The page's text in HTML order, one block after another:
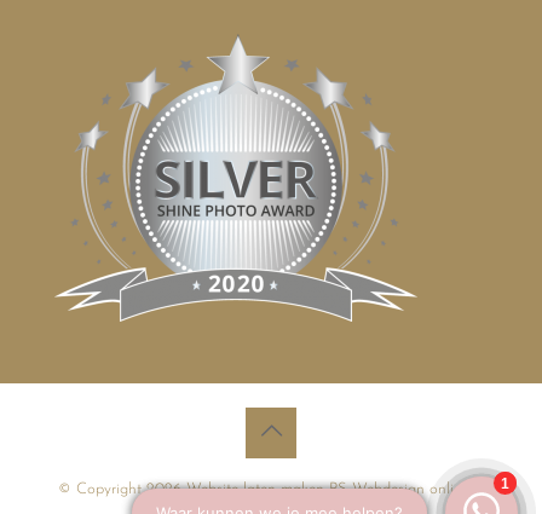
© Copyright 2026Website laten makenPS Webdesign online.nl